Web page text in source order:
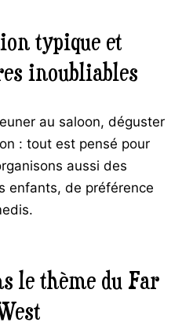
typique et
inoubliables
au saloon, déguster
: tout est pensé pour
aussi des
enfants, de préférence
le thème du Far